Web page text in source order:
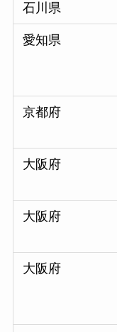
石川県
愛知県
京都府
大阪府
大阪府
大阪府